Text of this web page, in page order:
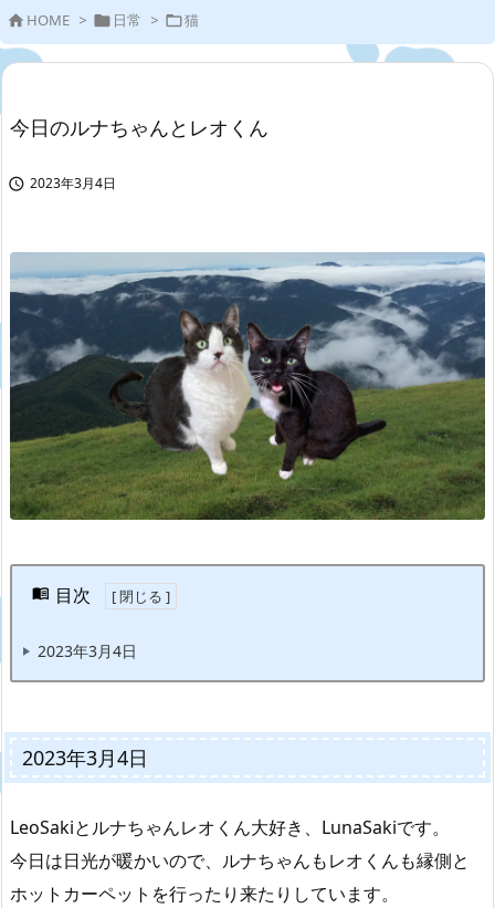
 HOME >  日常 > 猫
今日のルナちゃんとレオくん
 2023年3月4日
目次
2023年3月4日
2023年3月4日
LeoSakiとルナちゃんレオくん大好き、LunaSakiです。
今日は日光が暖かいので、ルナちゃんもレオくんも縁側と
ホットカーペットを行ったり来たりしています。